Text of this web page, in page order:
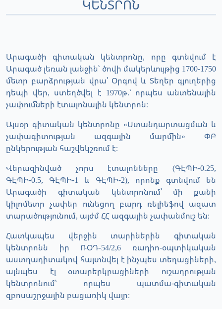
ԿԵՆՏՐՈՆ
Արագածի գիտական կենտրոնը, որը գտնվում է
Արագած լեռան լանջին՝ ծովի մակերևույթից 1700-1750
մետր բարձրության վրա՝ Օրգով և Տեղեր գյուղերից
դեպի վեր, ստեղծվել է 1970թ.՝ որպես անտենային
չափումների էտալոնային կենտրոն։
Այսօր գիտական կենտրոնը «Ստանդարտացման և
չափագիտության ազգային մարմին» ՓԲ
ընկերության հաշվեկշռում է։
Վերազինված չորս էտալոնները (ԳԷՊԻ-0.25,
ԳԷՊԻ-0.5, ԳԷՊԻ-1 և ԳԷՊԻ-2), որոնք գտնվում են
Արագածի գիտական կենտրոնում՝ մի քանի
կիլոմետր չափեր ունեցող բարդ ռելիեֆով ազատ
տարածությունում, այժմ ՀՀ ազգային չափանմուշ են:
Հատկապես վերջին տարիներին գիտական
կենտրոնն իր ՌՕԴ-54/2,6 ռադիո-օպտիկական
աստղադիտակով հայտնվել է ինչպես տեղացիների,
այնպես էլ օտարերկրացիների ուշադրության
կենտրոնում՝ որպես պատմա-գիտական
զբոսաշրջային բացառիկ վայր։